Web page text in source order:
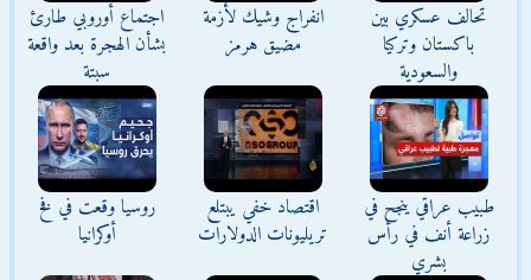
تحالف عسكري بين
باكستان وتركيا
والسعودية
انفراج وشيك لأزمة
مضيق هرمز
اجتماع أوروبي طارئ
بشأن الهجرة بعد واقعة
سبتة
طبيب عراقي ينجح في
زراعة أنف في رأس
بشري
اقتصاد خفي يبتلع
تريليونات الدولارات
روسيا وقعت في فخ
أوكرانيا